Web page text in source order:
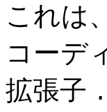
これは
コーデ
拡張子